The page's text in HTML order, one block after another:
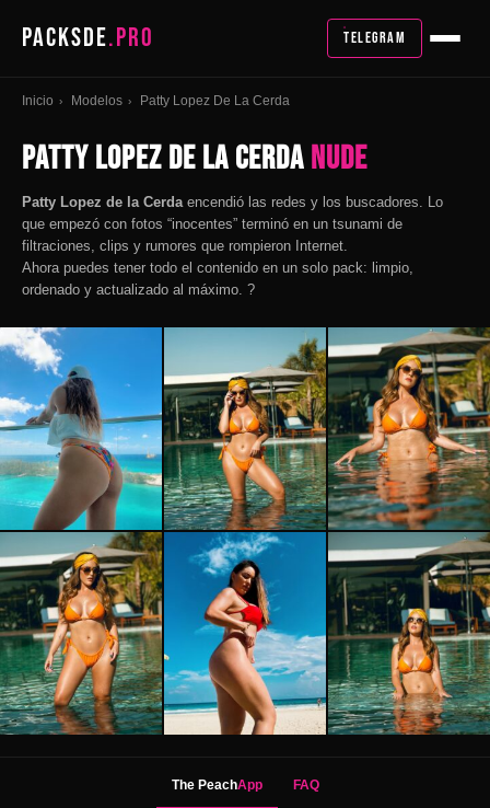
PACKSDE.PRO TELEGRAM
Inicio › Modelos › Patty Lopez De La Cerda
Patty Lopez De La CerdaNude
Patty Lopez de la Cerdaencendió las redes y los buscadores. Lo
que empezó con fotos “inocentes” terminó en un tsunami de
filtraciones, clips y rumores que rompieron Internet.
Ahora puedes tener todo el contenido en un solo pack: limpio,
ordenado y actualizado al máximo. ?
The PeachApp FAQ